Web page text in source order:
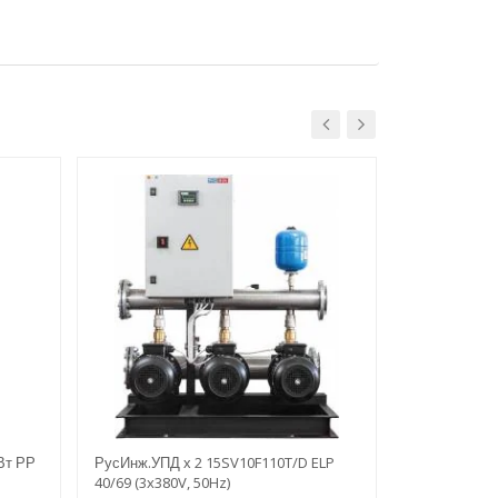
РР
РусИнж.УПД х 2 15SV10F110T/D ELP
40/69 (3x380V, 50Hz)